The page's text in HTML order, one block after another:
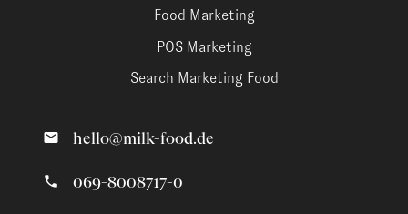
Food Marketing
POS Marketing
Search Marketing Food
hello@milk-food.de
069-8008717-0